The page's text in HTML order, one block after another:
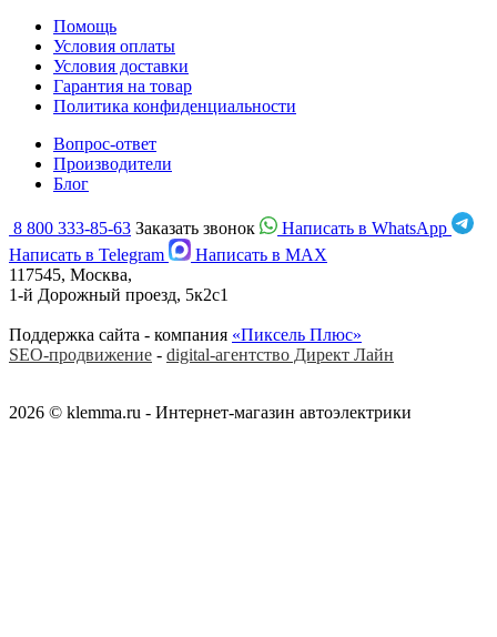
Помощь
Условия оплаты
Условия доставки
Гарантия на товар
Политика конфиденциальности
Вопрос-ответ
Производители
Блог
8 800 333-85-63 Заказать звонок
Написать в WhatsApp
Написать в Telegram
Написать в MAX
117545, Москва,
1-й Дорожный проезд, 5к2с1
Поддержка сайта - компания «Пиксель Плюс»
SEO-продвижение - digital-агентство Директ Лайн
2026 © klemma.ru - Интернет-магазин автоэлектрики